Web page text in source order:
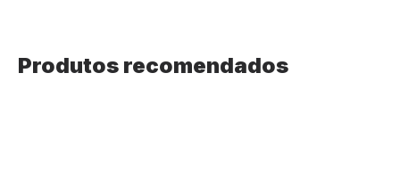
Produtos recomendados